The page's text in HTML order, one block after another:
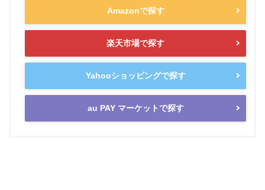
Amazonで探す
楽天市場で探す
Yahooショッピングで探す
au PAY マーケットで探す